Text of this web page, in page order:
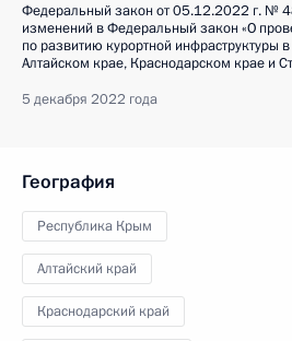
Федеральный закон от 05.12.2022 г. №
изменений в Федеральный закон «О
по развитию курортной инфраструктуры
Алтайском крае, Краснодарском крае и
5 декабря 2022 года
География
Республика Крым
Алтайский край
Краснодарский край